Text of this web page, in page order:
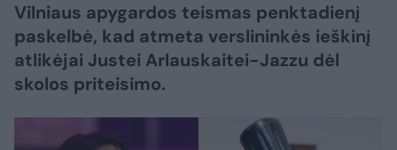
Vilniaus apygardos teismas penktadienį
paskelbė, kad atmeta verslininkės ieškinį
atlikėjai Justei Arlauskaitei-Jazzu dėl
skolos priteisimo.